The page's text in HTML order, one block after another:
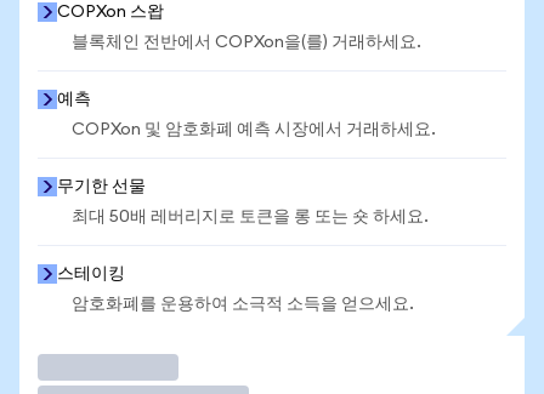
COPXon 스왑
블록체인 전반에서 COPXon을(를) 거래하세요.
예측
COPXon 및 암호화폐 예측 시장에서 거래하세요.
무기한 선물
최대 50배 레버리지로 토큰을 롱 또는 숏 하세요.
스테이킹
암호화폐를 운용하여 소극적 소득을 얻으세요.